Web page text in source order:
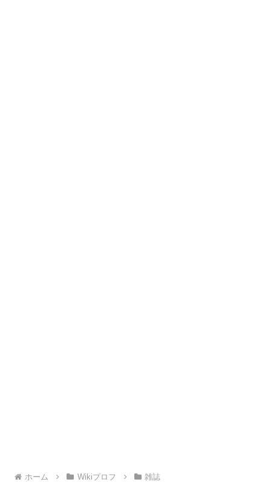
ホーム Wikiプロフ 雑誌